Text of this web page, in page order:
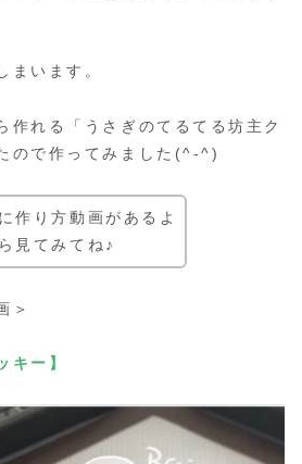
まいます。
作れる「うさぎのてるてる坊主ク
ので作ってみました(^-^)
作り方動画があるよ
見てみてね♪
＞
キー】